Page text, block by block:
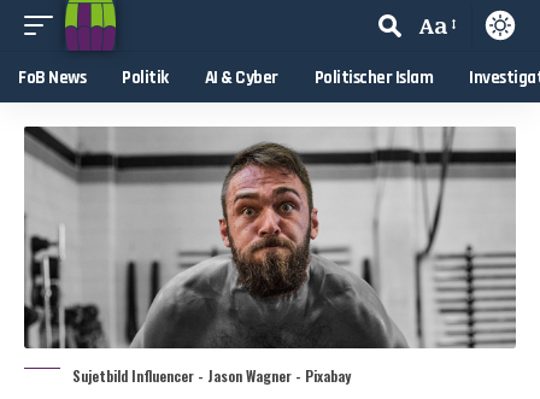
Aa
FoB News Politik AI & Cyber Politischer Islam
Sujetbild Influencer - Jason Wagner - Pixabay